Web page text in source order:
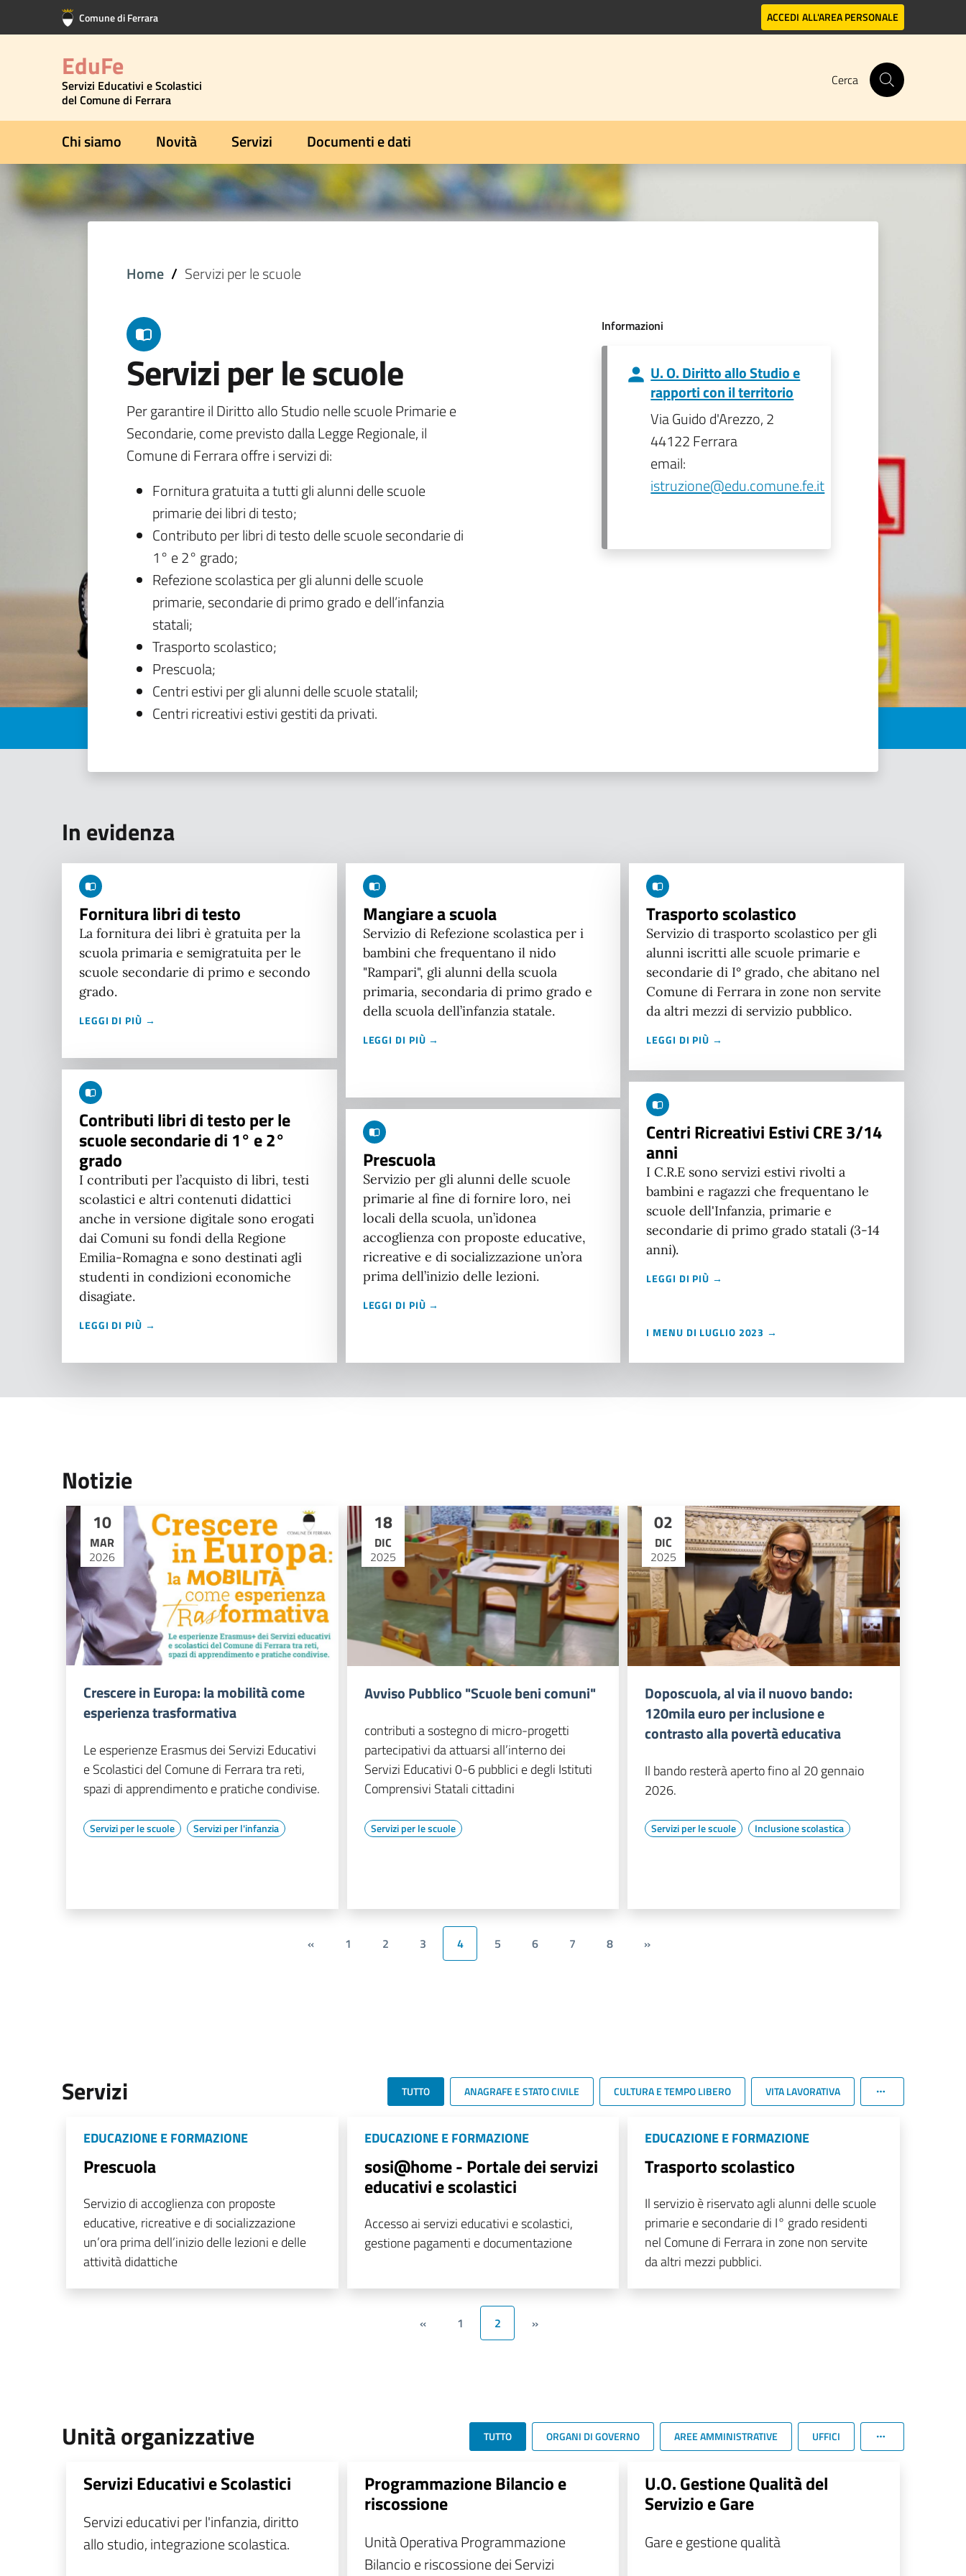
Vai al contenuto principale
Vai al footer Comune di Ferrara ACCEDI ALL'AREA PERSONALE
EduFe
Servizi Educativi e Scolastici
del Comune di Ferrara
Cerca
Chi siamo Novità Servizi Documenti e dati
Home Servizi per le scuole
Servizi per le scuole
Per garantire il Diritto allo Studio nelle scuole Primarie e
Secondarie, come previsto dalla Legge Regionale, il
Comune di Ferrara offre i servizi di:
Fornitura gratuita a tutti gli alunni delle scuole
primarie dei libri di testo;
Contributo per libri di testo delle scuole secondarie di
1° e 2° grado;
Refezione scolastica per gli alunni delle scuole
primarie, secondarie di primo grado e dell’infanzia
statali;
Trasporto scolastico;
Prescuola;
Centri estivi per gli alunni delle scuole statalil;
Centri ricreativi estivi gestiti da privati.
Informazioni
U. O. Diritto allo Studio e
rapporti con il territorio
Via Guido d'Arezzo, 2
44122 Ferrara
email:
istruzione@edu.comune.fe.it
In evidenza
Fornitura libri di testo
La fornitura dei libri è gratuita per la
scuola primaria e semigratuita per le
scuole secondarie di primo e secondo
grado.
LEGGI DI PIÙ →
Contributi libri di testo per le
scuole secondarie di 1° e 2°
grado
I contributi per l’acquisto di libri, testi
scolastici e altri contenuti didattici
anche in versione digitale sono erogati
dai Comuni su fondi della Regione
Emilia-Romagna e sono destinati agli
studenti in condizioni economiche
disagiate.
LEGGI DI PIÙ →
Mangiare a scuola
Servizio di Refezione scolastica per i
bambini che frequentano il nido
"Rampari", gli alunni della scuola
primaria, secondaria di primo grado e
della scuola dell’infanzia statale.
LEGGI DI PIÙ →
Prescuola
Servizio per gli alunni delle scuole
primarie al fine di fornire loro, nei
locali della scuola, un’idonea
accoglienza con proposte educative,
ricreative e di socializzazione un’ora
prima dell’inizio delle lezioni.
LEGGI DI PIÙ →
Trasporto scolastico
Servizio di trasporto scolastico per gli
alunni iscritti alle scuole primarie e
secondarie di I° grado, che abitano nel
Comune di Ferrara in zone non servite
da altri mezzi di servizio pubblico.
LEGGI DI PIÙ →
Centri Ricreativi Estivi CRE 3/14
anni
I C.R.E sono servizi estivi rivolti a
bambini e ragazzi che frequentano le
scuole dell'Infanzia, primarie e
secondarie di primo grado statali (3-14
anni).
LEGGI DI PIÙ →
I MENU DI LUGLIO 2023 →
Notizie
10
MAR
2026
Crescere in Europa: la mobilità come
esperienza trasformativa
Le esperienze Erasmus dei Servizi Educativi
e Scolastici del Comune di Ferrara tra reti,
spazi di apprendimento e pratiche condivise.
Servizi per le scuole Servizi per l'infanzia
18
DIC
2025
Avviso Pubblico "Scuole beni comuni"
contributi a sostegno di micro-progetti
partecipativi da attuarsi all’interno dei
Servizi Educativi 0-6 pubblici e degli Istituti
Comprensivi Statali cittadini
Servizi per le scuole
02
DIC
2025
Doposcuola, al via il nuovo bando:
120mila euro per inclusione e
contrasto alla povertà educativa
Il bando resterà aperto fino al 20 gennaio
2026.
Servizi per le scuole Inclusione scolastica
« 1 2 3 4 5 6 7 8 »
Servizi TUTTO ANAGRAFE E STATO CIVILE CULTURA E TEMPO LIBERO VITA LAVORATIVA
EDUCAZIONE E FORMAZIONE
Prescuola
Servizio di accoglienza con proposte
educative, ricreative e di socializzazione
un’ora prima dell’inizio delle lezioni e delle
attività didattiche
EDUCAZIONE E FORMAZIONE
sosi@home - Portale dei servizi
educativi e scolastici
Accesso ai servizi educativi e scolastici,
gestione pagamenti e documentazione
EDUCAZIONE E FORMAZIONE
Trasporto scolastico
Il servizio è riservato agli alunni delle scuole
primarie e secondarie di I° grado residenti
nel Comune di Ferrara in zone non servite
da altri mezzi pubblici.
« 1 2 »
Unità organizzative TUTTO ORGANI DI GOVERNO AREE AMMINISTRATIVE UFFICI
Servizi Educativi e Scolastici
Servizi educativi per l'infanzia, diritto
allo studio, integrazione scolastica.
Programmazione Bilancio e
riscossione
Unità Operativa Programmazione
Bilancio e riscossione dei Servizi
U.O. Gestione Qualità del
Servizio e Gare
Gare e gestione qualità